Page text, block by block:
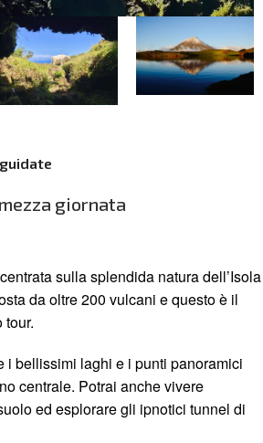
giornata
sulla splendida natura dell’Isola
da oltre 200 vulcani e questo è il
i bellissimi laghi e i punti panoramici
centrale. Potrai anche vivere
ed esplorare gli ipnotici tunnel di